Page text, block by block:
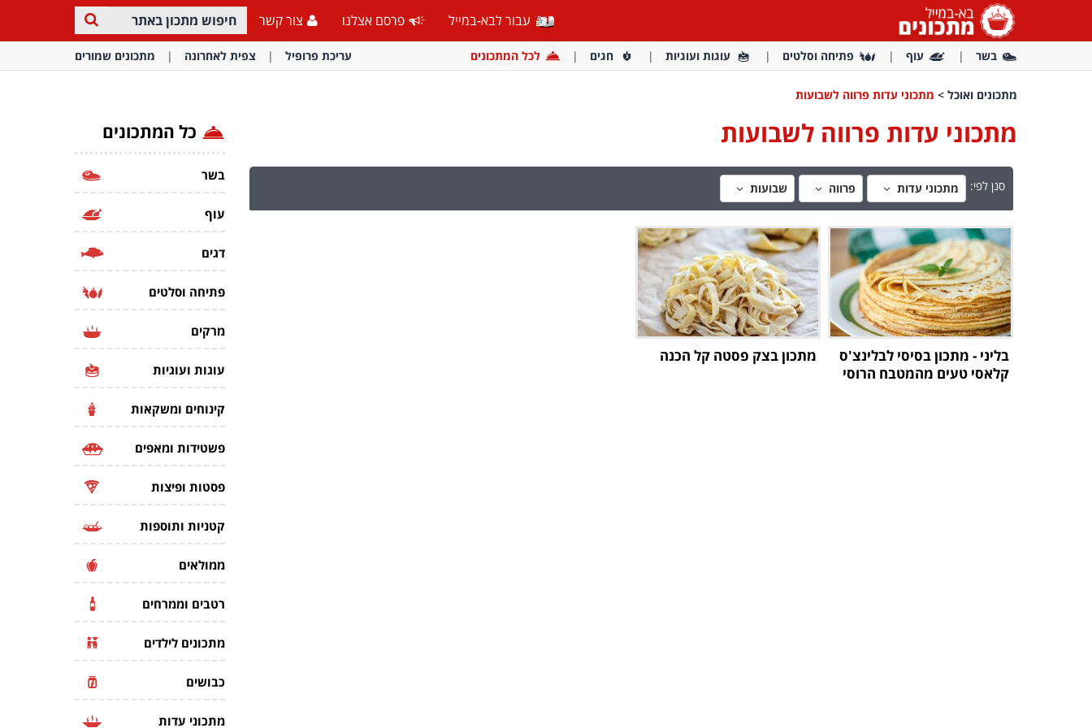
עבור לבא-במייל פרסם אצלנו צור קשר
בשר עוף פתיחה וסלטים עוגות ועוגיות חגים לכל המתכונים עריכת פרופיל צפית לאחרונה מתכונים שמורים
מתכונים ואוכל > מתכוני עדות פרווה לשבועות
מתכוני עדות פרווה לשבועות
סנן לפי: מתכוני עדות פרווה שבועות
בליני - מתכון בסיסי לבלינצ'ס
קלאסי טעים מהמטבח הרוסי
מתכון בצק פסטה קל הכנה
כל המתכונים
בשר
עוף
דגים
פתיחה וסלטים
מרקים
עוגות ועוגיות
קינוחים ומשקאות
פשטידות ומאפים
פסטות ופיצות
קטניות ותוספות
ממולאים
רטבים וממרחים
מתכונים לילדים
כבושים
מתכוני עדות